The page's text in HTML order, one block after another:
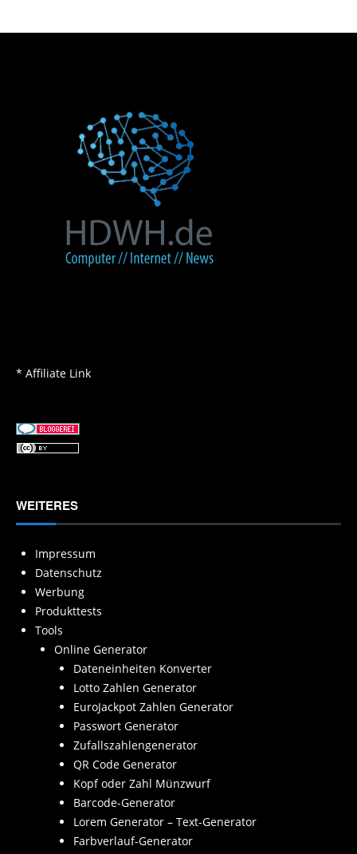
* Affiliate Link
WEITERES
Impressum
Datenschutz
Werbung
Produkttests
Tools
Online Generator
Dateneinheiten Konverter
Lotto Zahlen Generator
EuroJackpot Zahlen Generator
Passwort Generator
Zufallszahlengenerator
QR Code Generator
Kopf oder Zahl Münzwurf
Barcode-Generator
Lorem Generator – Text-Generator
Farbverlauf-Generator